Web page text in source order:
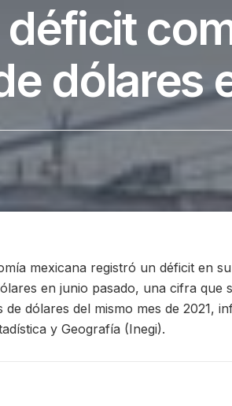
dólares
mexicana registró un déficit en su
en junio pasado, una cifra que
dólares del mismo mes de 2021,
y Geografía (Inegi).